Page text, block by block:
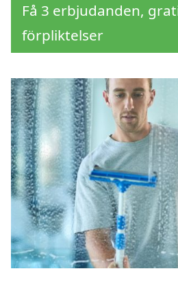
Få 3 erbjudanden,
förpliktelser